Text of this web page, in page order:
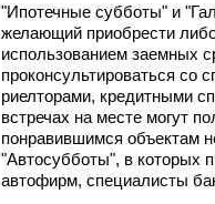
"Ипотечные субботы" и
желающий приобрести
использованием заемных
проконсультироваться со
риелторами, кредитными
встречах на месте могут
понравившимся объектам
"Автосубботы", в которых
автофирм, специалисты